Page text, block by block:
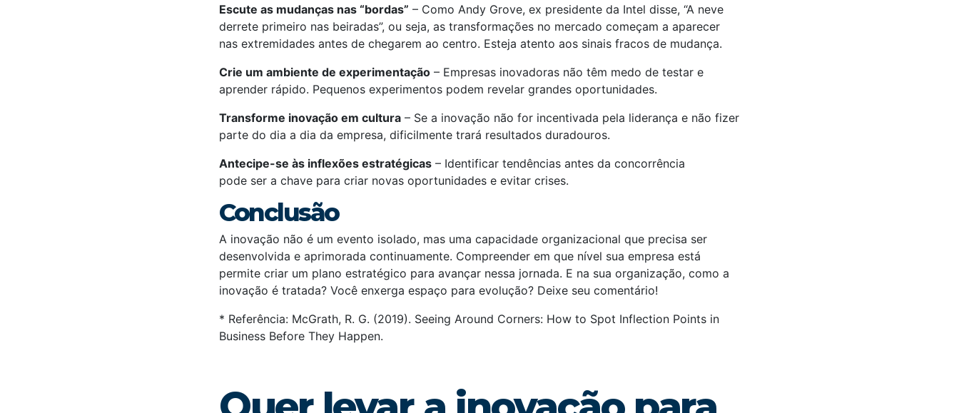
Escute as mudanças nas “bordas” – Como Andy Grove, ex presidente da Intel disse, “A neve
derrete primeiro nas beiradas”, ou seja, as transformações no mercado começam a aparecer
nas extremidades antes de chegarem ao centro. Esteja atento aos sinais fracos de mudança.
Crie um ambiente de experimentação – Empresas inovadoras não têm medo de testar e
aprender rápido. Pequenos experimentos podem revelar grandes oportunidades.
Transforme inovação em cultura – Se a inovação não for incentivada pela liderança e não fizer
parte do dia a dia da empresa, dificilmente trará resultados duradouros.
Antecipe-se às inflexões estratégicas – Identificar tendências antes da concorrência
pode ser a chave para criar novas oportunidades e evitar crises.
Conclusão
A inovação não é um evento isolado, mas uma capacidade organizacional que precisa ser
desenvolvida e aprimorada continuamente. Compreender em que nível sua empresa está
permite criar um plano estratégico para avançar nessa jornada. E na sua organização, como a
inovação é tratada? Você enxerga espaço para evolução? Deixe seu comentário!
* Referência: McGrath, R. G. (2019). Seeing Around Corners: How to Spot Inflection Points in
Business Before They Happen.